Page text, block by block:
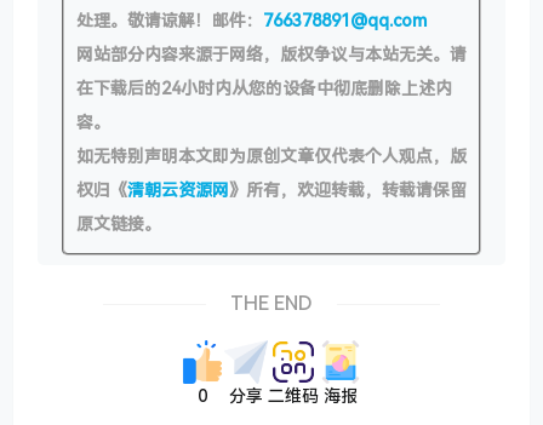
处理。敬请谅解！邮件： 766378891@qq.com
网站部分内容来源于网络，版权争议与本站无关。请
在下载后的24小时内从您的设备中彻底删除上述内
容。
如无特别声明本文即为原创文章仅代表个人观点，版
权归《清朝云资源网》所有，欢迎转载，转载请保留
原文链接。
THE END
0 分享 二维码 海报